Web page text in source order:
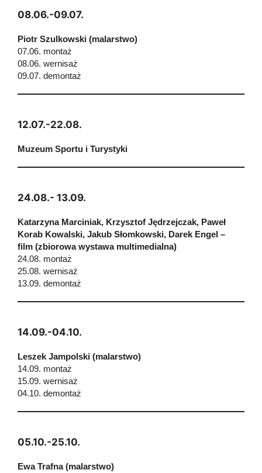
08.06.-09.07.
Piotr Szulkowski (malarstwo)
07.06. montaż
08.06. wernisaż
09.07. demontaż
12.07.-22.08.
Muzeum Sportu i Turystyki
24.08.- 13.09.
Katarzyna Marciniak, Krzysztof Jędrzejczak, Paweł
Korab Kowalski, Jakub Słomkowski, Darek Engel –
film (zbiorowa wystawa multimedialna)
24.08. montaż
25.08. wernisaż
13.09. demontaż
14.09.-04.10.
Leszek Jampolski (malarstwo)
14.09. montaż
15.09. wernisaż
04.10. demontaż
05.10.-25.10.
Ewa Trafna (malarstwo)